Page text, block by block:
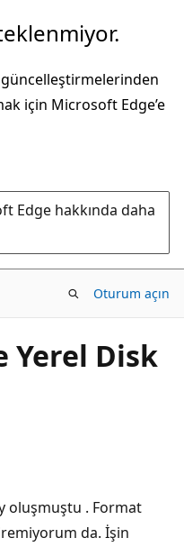
için Microsoft Edge’e
Edge hakkında daha
Oturum açın
Yerel Disk
oluşmuştu . Format
da. İşin